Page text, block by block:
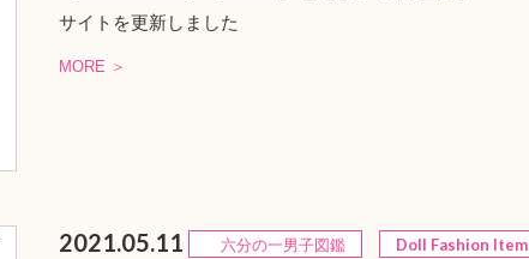
サイトを更新しました
MORE ＞
2021.05.11 六分の一男子図鑑 Doll Fashion Item